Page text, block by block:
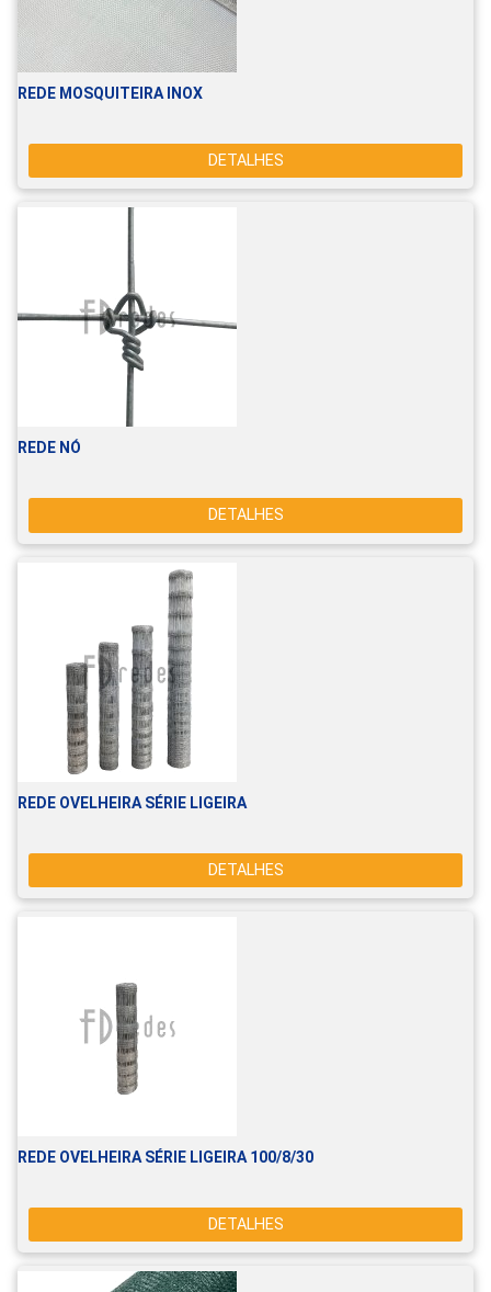
REDE MOSQUITEIRA INOX
DETALHES
REDE NÓ
DETALHES
REDE OVELHEIRA SÉRIE LIGEIRA
DETALHES
REDE OVELHEIRA SÉRIE LIGEIRA 100/8/30
DETALHES